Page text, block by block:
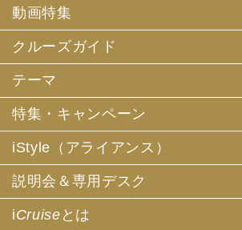
動画特集
クルーズガイド
テーマ
特集・キャンペーン
iStyle（アライアンス）
説明会＆専用デスク
iCruise とは